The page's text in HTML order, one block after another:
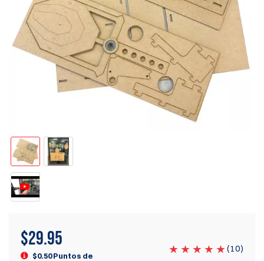
$29.95
$0.50 Puntos de
(10)